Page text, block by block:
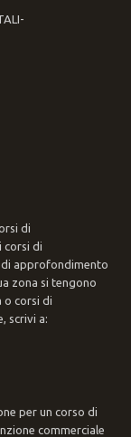
di
corsi di
approfondimento
zona si tengono
o corsi di
scrivi a:
per un corso di
commerciale